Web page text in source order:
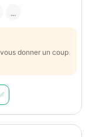
...
donner un coup